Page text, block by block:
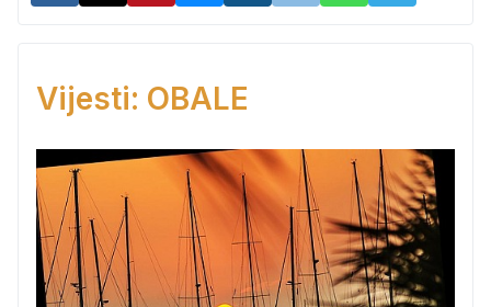
Vijesti: OBALE